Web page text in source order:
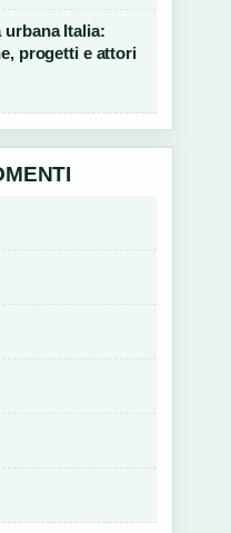
urbana Italia:
progetti e attori